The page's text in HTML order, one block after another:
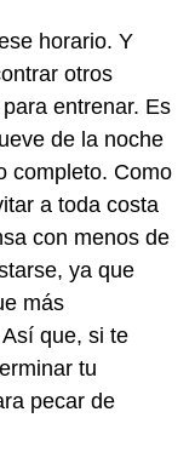
horario. Y
otros
entrenar. Es
de la noche
completo. Como
a toda costa
con menos de
ya que
más
que, si te
tu
pecar de